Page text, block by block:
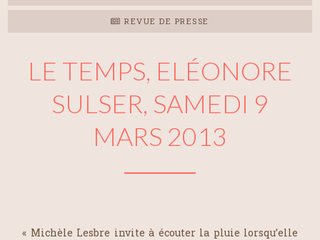
REVUE DE PRESSE
LE TEMPS, ELÉONORE
SULSER, SAMEDI 9
MARS 2013
« Michèle Lesbre invite à écouter la pluie lorsqu’elle